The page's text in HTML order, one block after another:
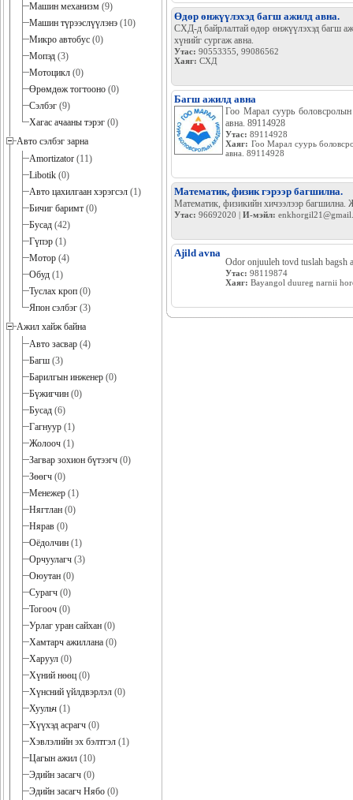
Машин механизм (9)
Машин түрээслүүлэнэ (10)
Микро автобус (0)
Мопэд (3)
Мотоцикл (0)
Өрөмдөж тогтооно (0)
Сэлбэг (9)
Хагас ачааны тэрэг (0)
Авто сэлбэг зарна
Amortizator (11)
Libotik (0)
Авто цахилгаан хэрэгсэл (1)
Бичиг баримт (0)
Бусад (42)
Гүпэр (1)
Мотор (4)
Обуд (1)
Туслах кроп (0)
Япон сэлбэг (3)
Ажил хайж байна
Авто засвар (4)
Багш (3)
Барилгын инженер (0)
Бүжигчин (0)
Бусад (6)
Гагнуур (1)
Жолооч (1)
Загвар зохион бүтээгч (0)
Зөөгч (0)
Менежер (1)
Нягтлан (0)
Нярав (0)
Оёдолчин (1)
Орчуулагч (3)
Оюутан (0)
Сурагч (0)
Тогооч (0)
Урлаг уран сайхан (0)
Хамтарч ажиллана (0)
Харуул (0)
Хүний нөөц (0)
Хүнсний үйлдвэрлэл (0)
Хуульч (1)
Хүүхэд асрагч (0)
Хэвлэлийн эх бэлтгэл (1)
Цагын ажил (10)
Эдийн засагч (0)
Эдийн засагч Нябо (0)
Өдөр өнжүүлэхэд багш ажилд авна.
СХД-д байрлалтай өдөр өнжүүлэхэд багш
хүнийг сургаж авна.
Утас: 90553355, 99086562
Хаяг: СХД
Багш ажилд авна
Гоо Марал суурь
авна. 89114928
Утас: 89114928
Хаяг: Гоо Марал суурь
авна. 89114928
Математик, физик гэрээр багшилна.
Математик, физикийн хичээлээр багшилна.
Утас: 96692020 | И-мэйл:
Ajild avna
Odor onjuuleh tovd tuslah bagsh
Утас: 98119874
Хаяг: Bayangol duureg narnii